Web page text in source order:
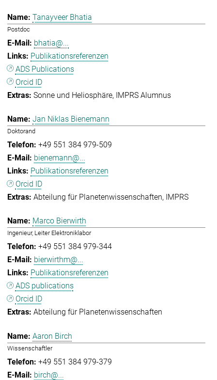
Tanayveer Bhatia
Postdoc
bhatia@...
Publikationsreferenzen
ADS Publications
Orcid ID
Sonne und Heliosphäre IMPRS Alumnus
Jan Niklas Bienemann
Doktorand
+49 551 384 979-509
bienemann@...
Publikationsreferenzen
Orcid ID
Abteilung für Planetenwissenschaften IMPRS
Marco Bierwirth
Ingenieur, Leiter Elektroniklabor
+49 551 384 979-344
bierwirthm@...
Publikationsreferenzen
ADS publications
Orcid ID
Abteilung für Planetenwissenschaften
Aaron Birch
Wissenschaftler
+49 551 384 979-379
birch@...